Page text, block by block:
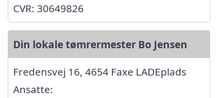
CVR: 30649826
Din lokale tømrermester Bo Jensen
Fredensvej 16, 4654 Faxe LADEplads
Ansatte: